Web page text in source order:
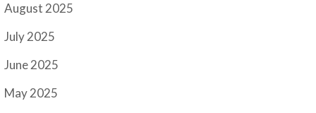
August 2025
July 2025
June 2025
May 2025